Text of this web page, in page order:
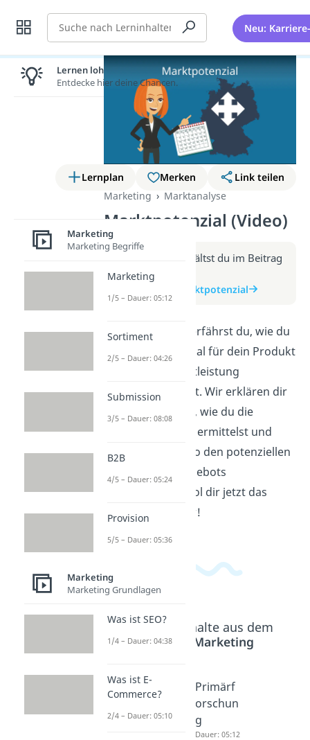
Suche Neu:
Lernplan Merken
Link teilen
Marketing
Marktanalyse
Marktpotenzial (Video)
Weitere Infos erhältst du im Beitrag
zum Video
zum Beitrag: Marktpotenzial
In diesem Video erfährst du, wie du
das Marktpotenzial für dein Produkt
oder deine Dienstleistung
berechnen kannst. Wir erklären dir
Schritt für Schritt, wie du die
relevanten Daten ermittelst und
auswertest, um so den potenziellen
Erfolg deines Angebots
einzuschätzen. Hol dir jetzt das
nötige Know-how!
Beliebte Inhalte aus dem
Bereich
Marketing
Marktsä
Dauer: 03:10
rschung
Dauer: 05:48
Primärf
orschun
g
Dauer: 05:12
Lernen lohnt sich!
Entdecke hier deine Chancen.
Marketing
Marketing Begriffe
Marketing
1/5 – Dauer: 05:12
Sortiment
2/5 – Dauer: 04:26
Submission
3/5 – Dauer: 08:08
B2B
4/5 – Dauer: 05:24
Provision
5/5 – Dauer: 05:36
Marketing
Marketing Grundlagen
Was ist SEO?
1/4 – Dauer: 04:38
Was ist E-
Commerce?
2/4 – Dauer: 05:10